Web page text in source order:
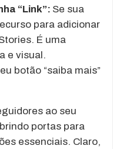
“Link”: Se sua
para adicionar
É uma
e visual.
botão “saiba mais”
ao seu
portas para
essenciais. Claro,